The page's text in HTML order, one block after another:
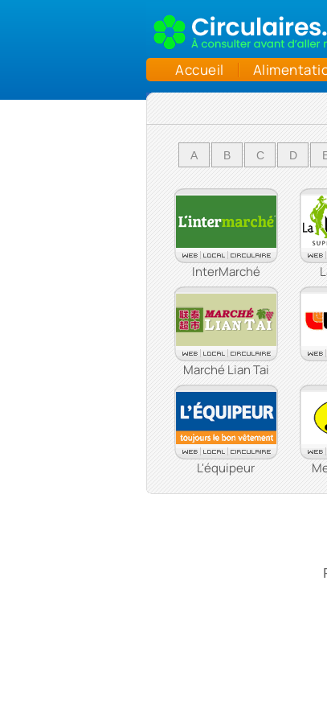
Accueil
A B C D
InterMarché
Marché Lian Tai
L'équipeur